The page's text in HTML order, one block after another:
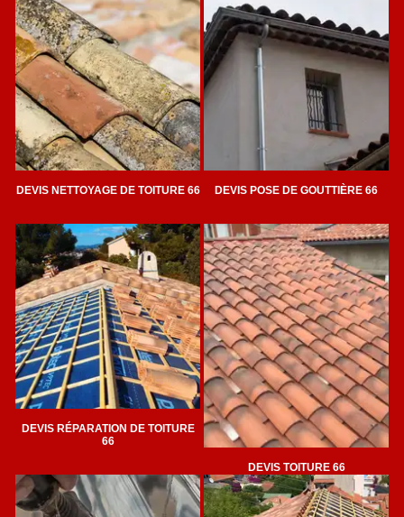
DEVIS NETTOYAGE DE TOITURE 66 DEVIS POSE DE GOUTTIÈRE 66
DEVIS RÉPARATION DE TOITURE
66
DEVIS TOITURE 66